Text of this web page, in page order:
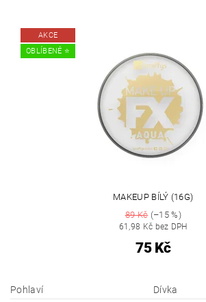
AKCE
OBLÍBENÉ ⭐️
MAKEUP BÍLÝ (16G)
89 Kč(–15 %)
61,98 Kč bez DPH
75 Kč
Pohlaví
Dívka